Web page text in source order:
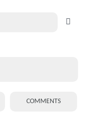
COMMENTS